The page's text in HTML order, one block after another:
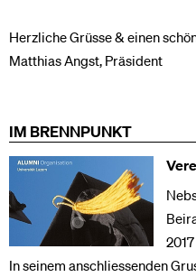
Herzliche Grüsse & einen
Matthias Angst, Präsident
IM BRENNPUNKT
In seinem anschliessenden